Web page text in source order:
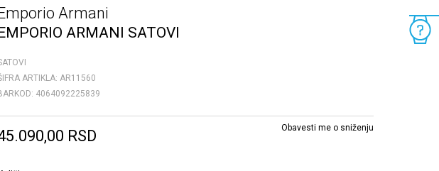
Armani
ARMANI SATOVI
ARTIKLA: AR11560
4064092225839
RSD Obavesti me o sniženju